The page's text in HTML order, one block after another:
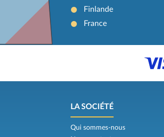
Finlande
France
LA SOCIÉTÉ
Qui sommes-nous